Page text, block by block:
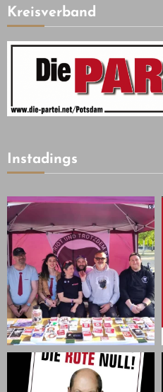
Kreisverband
Instadings